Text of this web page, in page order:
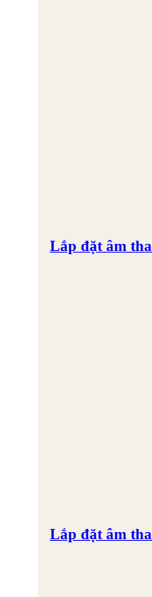
Lắp đặt âm
Lắp đặt âm